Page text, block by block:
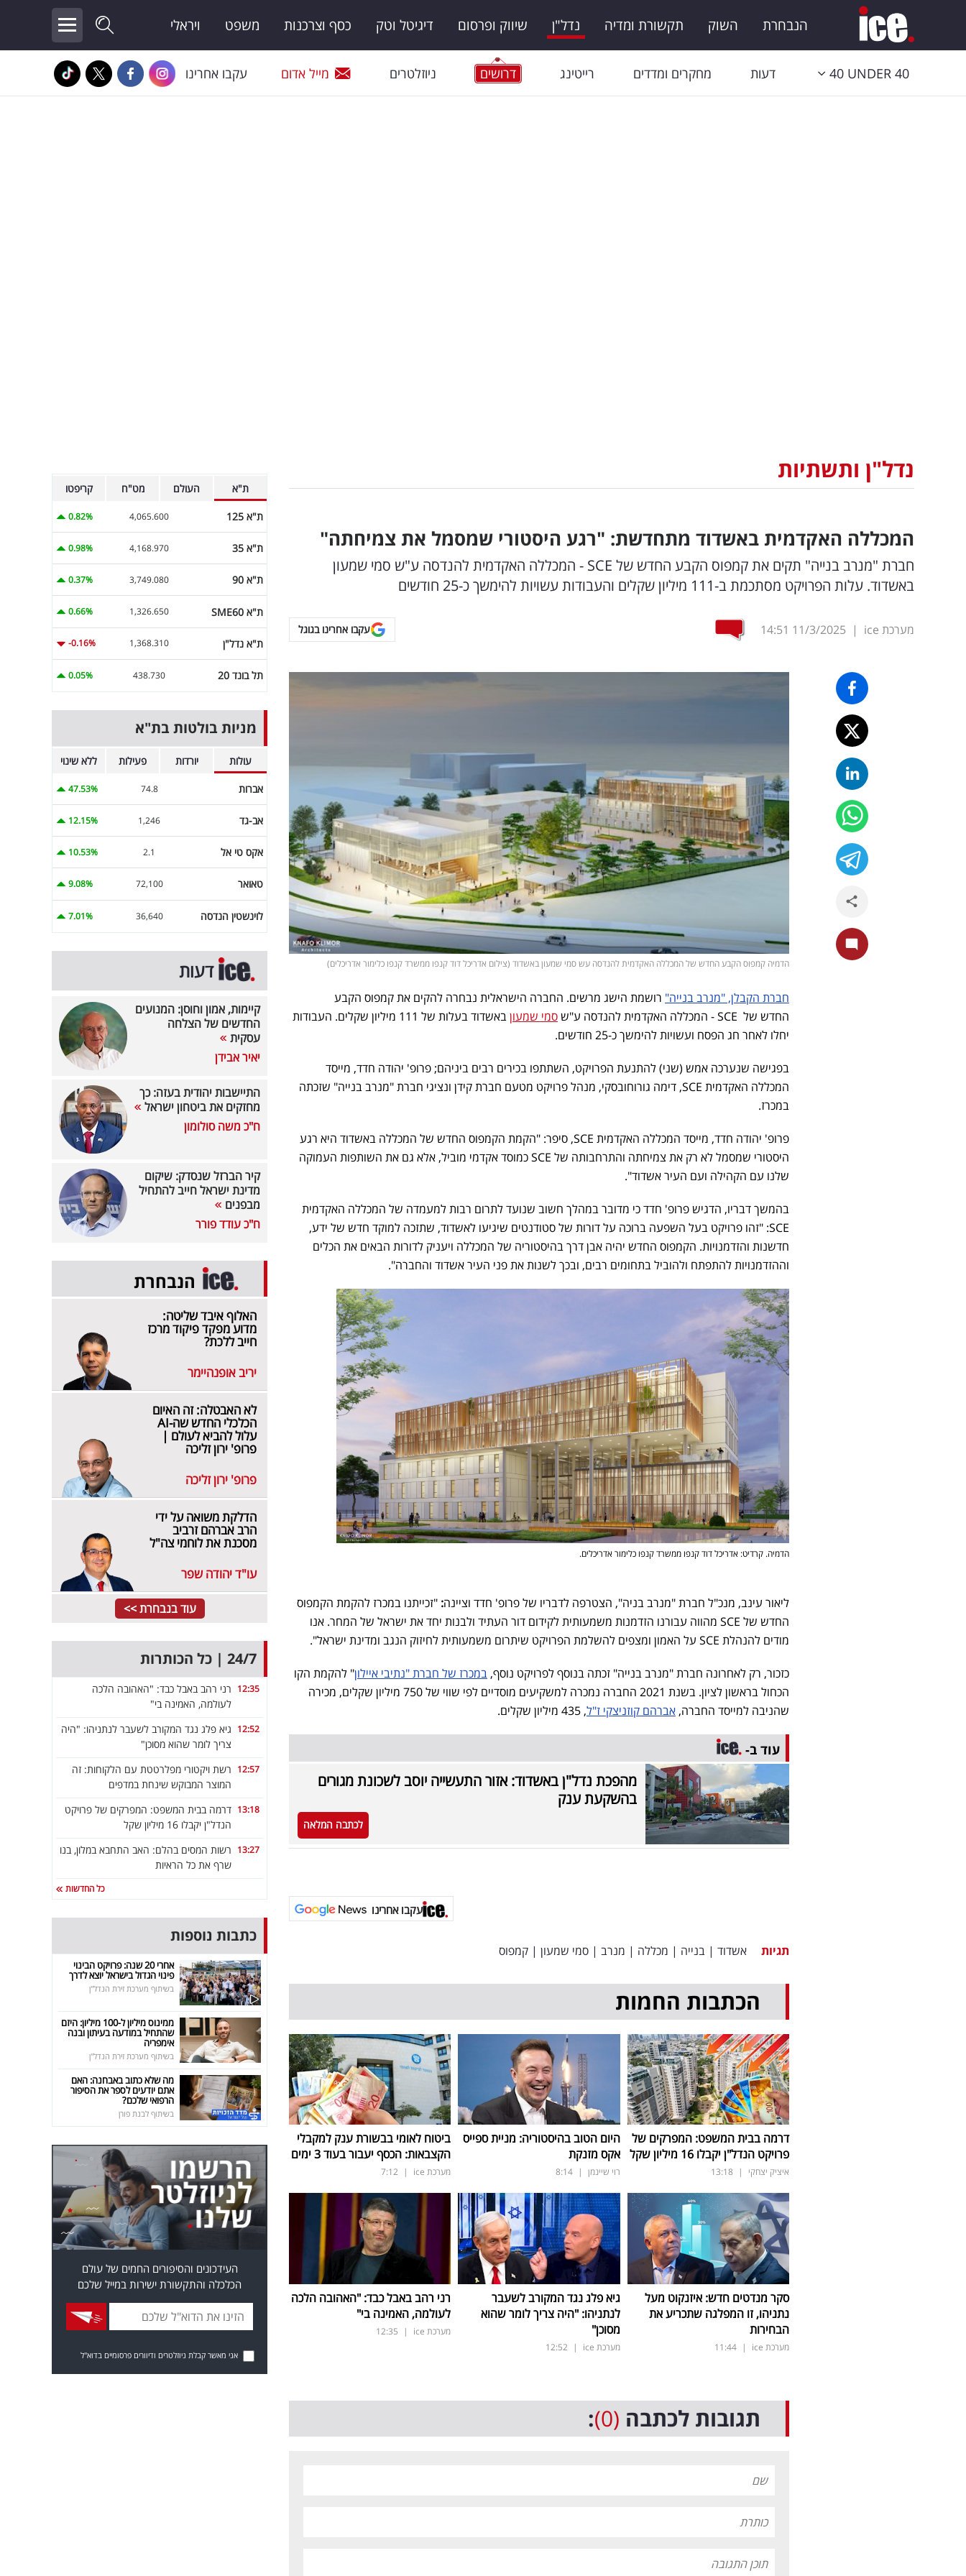
הנבחרת השוק תקשורת ומדיה נדל"ן שיווק ופרסום דיגיטל וטק כסף וצרכנות משפט ויראלי
40 UNDER 40 דעות מחקרים ומדדים רייטינג דרושים ניוזלטרים מייל אדום עקבו אחרינו
נדל"ן ותשתיות
המכללה האקדמית באשדוד מתחדשת: "רגע היסטורי שמסמל את צמיחתה"
חברת "מנרב בנייה" תקים את קמפוס הקבע החדש של SCE - המכללה האקדמית להנדסה ע"ש סמי שמעון
באשדוד. עלות הפרויקט מסתכמת ב-111 מיליון שקלים והעבודות עשויות להימשך כ-25 חודשים
מערכת ice |
11/3/2025
14:51 עקבו אחרינו בגוגל
הדמיה קמפוס הקבע החדש של המכללה האקדמית להנדסה עש סמי שמעון באשדוד (צילום אדריכל דוד קנפו ממשרד קנפו כלימור אדריכלים)
חברת הקבלן, "מנרבבנייה" רושמת הישג מרשים. החברה הישראלית נבחרה להקים את קמפוס הקבע
החדש של SCE - המכללה האקדמית להנדסה ע"ש
סמי שמעון
באשדוד בעלות של 111 מיליון שקלים. העבודות
יחלו לאחר חג הפסח ועשויות להימשך כ-25 חודשים.
בפגישה שנערכה אמש (שני) להתנעת הפרויקט, השתתפו בכירים רבים ביניהם; פרופ' יהודה חדד, מייסד
המכללה האקדמית SCE, דימה גורוחובסקי, מנהל פרויקט מטעם חברת קידן ונציגי חברת "מנרב בנייה" שזכתה
במכרז.
פרופ' יהודה חדד, מייסד המכללה האקדמית SCE, סיפר: "הקמת הקמפוס החדש של המכללה באשדוד היא רגע
היסטורי שמסמל לא רק את צמיחתה והתרחבותה של SCE כמוסד אקדמי מוביל, אלא גם את השותפות העמוקה
שלנו עם הקהילה ועם העיר אשדוד".
בהמשך דבריו, הדגיש פרופ' חדד כי מדובר במהלך חשוב שנועד לתרום רבות למעמדה של המכללה האקדמית
SCE: "זהו פרויקט בעל השפעה ברוכה על דורות של סטודנטים שיגיעו לאשדוד, שתזכה למוקד חדש של ידע,
חדשנות והזדמנויות. הקמפוס החדש יהיה אבן דרך בהיסטוריה של המכללה ויעניק לדורות הבאים את הכלים
וההזדמנויות להתפתח ולהוביל בתחומים רבים, ובכך לשנות את פני העיר אשדוד והחברה".
הדמיה. קרדיט: אדריכל דוד קנפו ממשרד קנפו כלימור אדריכלים.
ליאור עינב, מנכ"ל חברת "מנרב בניה", הצטרפה לדבריו של פרופ' חדד וציינה: "זכייתנו במכרז להקמת הקמפוס
החדש של SCE מהווה עבורנו הזדמנות משמעותית לקידום דור העתיד ולבנות יחד את ישראל של המחר. אנו
מודים להנהלת SCE על האמון ומצפים להשלמת הפרויקט שיתרום משמעותית לחיזוק הנגב ומדינת ישראל".
כזכור, רק לאחרונה חברת "מנרב בנייה" זכתה בנוסף לפרויקט נוסף, במכרז של חברת "נתיבי איילון" להקמת הקו
הכחול בראשון לציון. בשנת 2021 החברה נמכרה למשקיעים מוסדיים לפי שווי של 750 מיליון שקלים, מכירה
שהניבה למייסד החברה, אברהם קוזניצקי ז"ל, 435 מיליון שקלים.
עוד ב-
מהפכת נדל"ן באשדוד: אזור התעשייה יוסב לשכונת מגורים
בהשקעת ענק
לכתבה המלאה
עקבו אחרינו
תגיות אשדוד | בנייה | מכללה | מנרב | סמי שמעון | קמפוס
הכתבות החמות
דרמה בבית המשפט: המפרקים של
פרויקט הנדל"ן יקבלו 16 מיליון שקל
איציק יצחקי |
13:18
היום הטוב בהיסטוריה: מניית ספייס
אקס מזנקת
רוי שיינמן |
8:14
ביטוח לאומי בבשורת ענק למקבלי
הקצבאות: הכסף יעבור בעוד 3 ימים
מערכת ice |
7:12
סקר מנדטים חדש: איזנקוט מעל
נתניהו, זו המפלגה שתכריע את
הבחירות
מערכת ice |
11:44
גיא פלג נגד המקורב לשעבר
לנתניהו: "היה צריך לומר שהוא
מסוכן"
מערכת ice |
12:52
רני רהב באבל כבד: "האהובה הלכה
לעולמה, האמינה בי"
מערכת ice |
12:35
תגובות לכתבה (0)
:
ת"א העולם מט"ח קריפטו
ת"א 125 4,065.600
0.82%
ת"א 35 4,168.970
0.98%
ת"א 90 3,749.080
0.37%
ת"א SME60 1,326.650
0.66%
ת"א נדל"ן 1,368.310
-0.16%
תל בונד 20 438.730
0.05%
מניות בולטות בת"א
עולות יורדות פעילות ללא שינוי
אברות 74.8
47.53%
אב-גד 1,246
12.15%
אקס טי אל 2.1
10.53%
טאואר 72,100
9.08%
לוינשטין הנדסה 36,640
7.01%
דעות
קיימות, אמון וחוסן: המנועים
החדשים של הצלחה
עסקית
יאיר אבידן
התיישבות יהודית בעזה: כך
מחזקים את ביטחון ישראל
ח"כ משה סולומון
קיר הברזל שנסדק: שיקום
מדינת ישראל חייב להתחיל
מבפנים
ח"כ עודד פורר
הנבחרת
האלוף איבד שליטה:
מדוע מפקד פיקוד מרכז
חייב ללכת?
יריב אופנהיימר
לא האבטלה: זה האיום
הכלכלי החדש שה-AI
עלול להביא לעולם |
פרופ' ירון זליכה
פרופ' ירון זליכה
הדלקת משואה על ידי
הרב אברהם זרביב
מסכנת את לוחמי צה"ל
עו"ד יהודה שפר
עוד בנבחרת >>
24/7 | כל הכותרות
12:35 רני רהב באבל כבד: "האהובה הלכה
לעולמה, האמינה בי"
12:52 גיא פלג נגד המקורב לשעבר לנתניהו: "היה
צריך לומר שהוא מסוכן"
12:57 רשת ויקטורי מפלרטטת עם הלקוחות: זה
המוצר המבוקש שינחת במדפים
13:18 דרמה בבית המשפט: המפרקים של פרויקט
הנדל"ן יקבלו 16 מיליון שקל
13:27 רשות המסים בהלם: האב התחבא במלון, בנו
שרף את כל הראיות
כל החדשות
כתבות נוספות
אחרי 20 שנה: פרויקט הבינוי
פינוי הגדול בישראל יוצא לדרך
בשיתוף מערכת זירת הנדל"ן
ממינוס מיליון ל-100 מיליון: היזם
שהתחיל במודעה בעיתון ובנה
אימפריה
בשיתוף מערכת זירת הנדל"ן
מה שלא כתוב באבחנה: האם
אתם יודעים לספר את הסיפור
הרפואי שלכם?
בשיתוף לבנת פורן
העידכונים והסיפורים החמים של עולם
הכלכלה והתקשורת ישירות במייל שלכם
אני מאשר קבלת ניוזלטרים ודיוורים פרסומיים בדוא"ל